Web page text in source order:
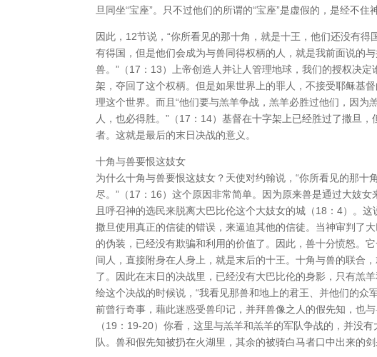
旦同坐“宝座”。只不过他们的所谓的“宝座”是虚假的，是经不住
因此，12节说，“你所看见的那十角，就是十王，他们还没有
有得国，但是他们会成为与兽同得权柄的人，就是我前面说的
兽。”（17：13）上帝创造人并让人管理地球，我们的授权决
架，夺回了这个权柄。但是如果世界上的罪人，不接受耶稣基
理这个世界。而且“他们要与羔羊争战，羔羊必胜过他们，因
人，也必得胜。”（17：14）基督在十字架上已经胜过了撒旦
者。这就是最后的末日决战的意义。
十角与兽要恨这妓女
为什么十角与兽要恨这妓女？天使对约翰说，“你所看见的那
尽。”（17：16）这个原因非常简单。因为原来兽是通过大妓
且呼召神的选民来脱离大巴比伦这个大妓女的城（18：4）。
撒旦使用真正的信徒的错误，来逼迫其他的信徒。当神审判了
的伪装，已经没有欺骗和利用的价值了。因此，兽十分愤怒。
间人，直接附身在人身上，就是末后的十王。十角与兽的联合
了。因此在末日的决战里，已经没有大巴比伦的身影，只有羔
绘这个决战的时候说，“我看见那兽和地上的君王、并他们的
前曾行奇事，藉此迷惑受兽印记，并拜兽像之人的假先知，也
（19：19-20）你看，这里与羔羊和羔羊的军队争战的，并没
队。兽和假先知被扔在火湖里，其余的被骑白马者口中出来的